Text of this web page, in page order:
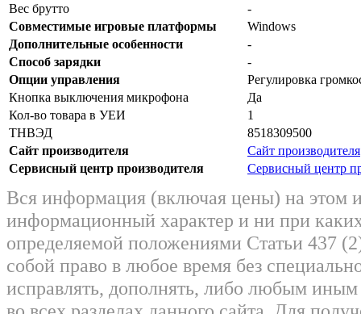
Вес брутто
-
Совместимые игровые платформы
Windows
Дополнительные особенности
-
Способ зарядки
-
Опции управления
Регулировка
Кнопка выключения микрофона
Да
Кол-во товара в УЕИ
1
ТНВЭД
8518309500
Сайт производителя
Сайт производителя
Сервисный центр производителя
Сервисный центр
Вся информация (включая цены) на этом
информационный характер и ни при
определяемой положениями Статьи 437
собой право в любое время без
исправлять, дополнять, либо любым